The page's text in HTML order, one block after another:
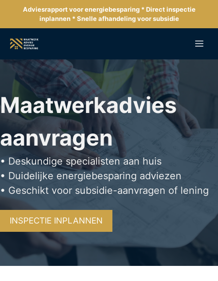
de
inhoud
Adviesrapport voor energiebesparing * Direct inspectie
inplannen * Snelle afhandeling voor subsidie
Maatwerkadvies
aanvragen
• Deskundige specialisten aan huis
• Duidelijke energiebesparing adviezen
• Geschikt voor subsidie-aanvragen of lening
INSPECTIE INPLANNEN